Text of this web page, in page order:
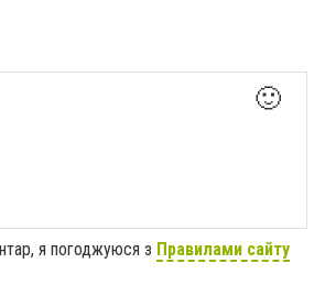
🙂
я погоджуюся з Правилами сайту